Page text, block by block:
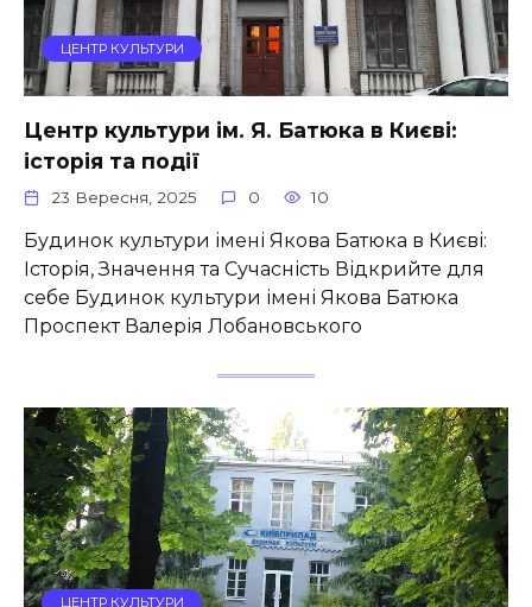
ЦЕНТР КУЛЬТУРИ
Центр культури ім. Я. Батюка в Києві:
історія та події
23 Вересня, 2025 0 10
Будинок культури імені Якова Батюка в Києві:
Історія, Значення та Сучасність Відкрийте для
себе Будинок культури імені Якова Батюка
Проспект Валерія Лобановського
ЦЕНТР КУЛЬТУРИ